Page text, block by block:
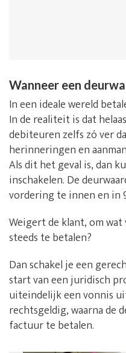
Wanneer een
In een ideale wereld
In de realiteit is dat
debiteuren zelfs zó ver
herinneringen en
Als dit het geval is, dan
inschakelen. De
vordering te innen en in
Weigert de klant, om
steeds te betalen?
Dan schakel je een
start van een juridisch
uiteindelijk een vonnis
rechtsgeldig, waarna de
factuur te betalen.